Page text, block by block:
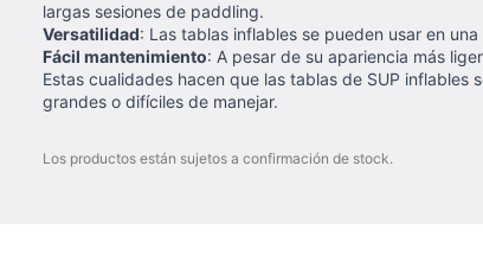
largas sesiones de paddling.
Versatilidad: Las tablas inflables se pueden usar en
Fácil mantenimiento: A pesar de su apariencia más
Estas cualidades hacen que las tablas de SUP
grandes o difíciles de manejar.
Los productos están sujetos a confirmación de stock.